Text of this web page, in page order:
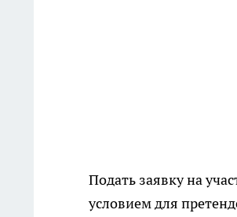
Подать заявку на
условием для